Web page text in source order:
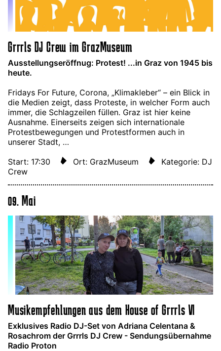
Grrrls DJ Crew im GrazMuseum
Ausstellungseröffnug: Protest! ...in Graz von 1945 bis
heute.
Fridays For Future, Corona, „Klimakleber“ – ein Blick in
die Medien zeigt, dass Proteste, in welcher Form auch
immer, die Schlagzeilen füllen. Graz ist hier keine
Ausnahme. Einerseits zeigen sich internationale
Protestbewegungen und Protestformen auch in
unserer Stadt, …
Start: 17:30 Ort: GrazMuseum
Kategorie: DJ
Crew
09. Mai
Musikempfehlungen aus dem House of Grrrls VI
Exklusives Radio DJ-Set von Adriana Celentana &
Rosachrom der Grrrls DJ Crew - Sendungsübernahme
Radio Proton